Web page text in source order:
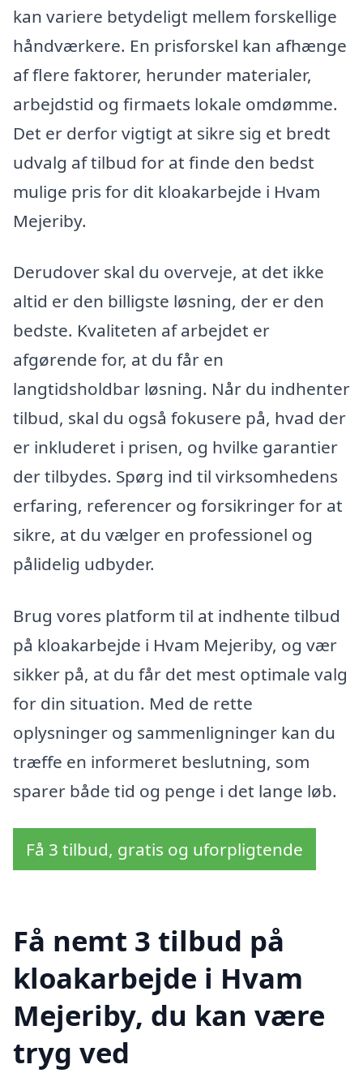
kan variere betydeligt mellem forskellige
håndværkere. En prisforskel kan afhænge
af flere faktorer, herunder materialer,
arbejdstid og firmaets lokale omdømme.
Det er derfor vigtigt at sikre sig et bredt
udvalg af tilbud for at finde den bedst
mulige pris for dit kloakarbejde i Hvam
Mejeriby.
Derudover skal du overveje, at det ikke
altid er den billigste løsning, der er den
bedste. Kvaliteten af arbejdet er
afgørende for, at du får en
langtidsholdbar løsning. Når du indhenter
tilbud, skal du også fokusere på, hvad der
er inkluderet i prisen, og hvilke garantier
der tilbydes. Spørg ind til virksomhedens
erfaring, referencer og forsikringer for at
sikre, at du vælger en professionel og
pålidelig udbyder.
Brug vores platform til at indhente tilbud
på kloakarbejde i Hvam Mejeriby, og vær
sikker på, at du får det mest optimale valg
for din situation. Med de rette
oplysninger og sammenligninger kan du
træffe en informeret beslutning, som
sparer både tid og penge i det lange løb.
Få 3 tilbud, gratis og uforpligtende
Få nemt 3 tilbud på
kloakarbejde i Hvam
Mejeriby, du kan være
tryg ved